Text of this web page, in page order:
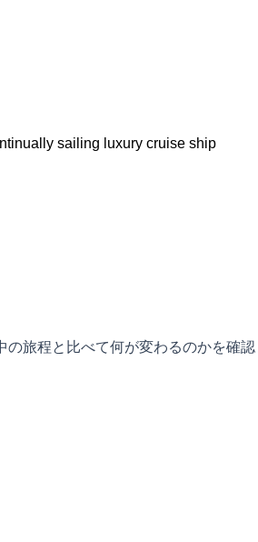
sailing luxury cruise ship
の旅程と比べて何が変わるのかを確認